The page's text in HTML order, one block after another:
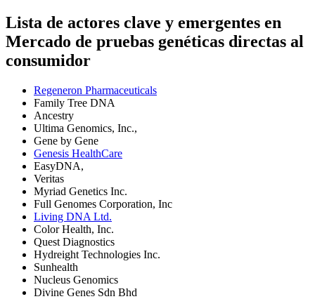
Lista de actores clave y emergentes en
Mercado de pruebas genéticas directas al
consumidor
Regeneron Pharmaceuticals
Family Tree DNA
Ancestry
Ultima Genomics, Inc.,
Gene by Gene
Genesis HealthCare
EasyDNA,
Veritas
Myriad Genetics Inc.
Full Genomes Corporation, Inc
Living DNA Ltd.
Color Health, Inc.
Quest Diagnostics
Hydreight Technologies Inc.
Sunhealth
Nucleus Genomics
Divine Genes Sdn Bhd